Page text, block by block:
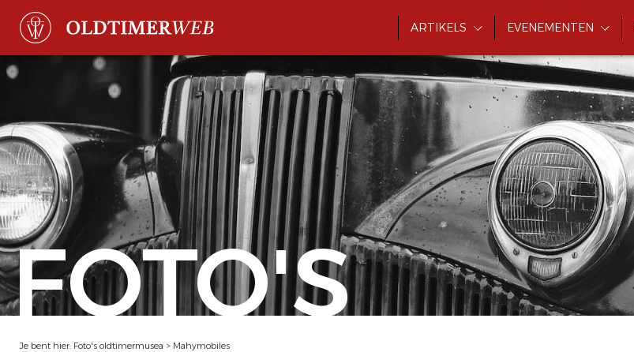
ARTIKELS EVENEMENTEN
FOTO'S
Je bent hier: Foto's oldtimermusea > Mahymobiles